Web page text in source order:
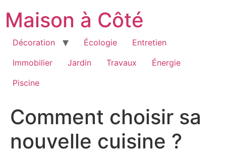
contenu
Maison à Côté
Décoration Écologie
Entretien
Immobilier
Jardin Travaux
Énergie
Piscine
Comment choisir sa
nouvelle cuisine ?